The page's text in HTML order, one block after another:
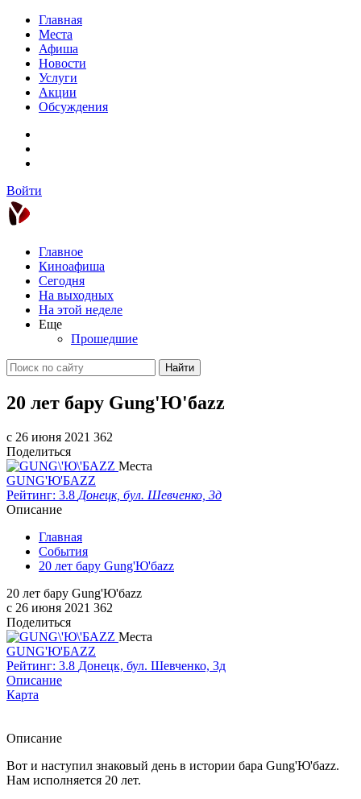
Главная
Места
Афиша
Новости
Услуги
Акции
Обсуждения
Войти
Главное
Киноафиша
Сегодня
На выходных
На этой неделе
Еще
Прошедшие
Найти
20 лет бару Gung'Ю'бazz
c 26 июня 2021 362
Поделиться
Места
GUNG'Ю'БAZZ
Рейтинг: 3.8 Донецк, бул. Шевченко, 3д
Описание
Главная
События
20 лет бару Gung'Ю'бazz
20 лет бару Gung'Ю'бazz
c 26 июня 2021 362
Поделиться
Места
GUNG'Ю'БAZZ
Рейтинг: 3.8 Донецк, бул. Шевченко, 3д
Описание
Карта
Описание
Вот и наступил знаковый день в истории бара Gung'Ю'бazz.
Нам исполняется 20 лет.